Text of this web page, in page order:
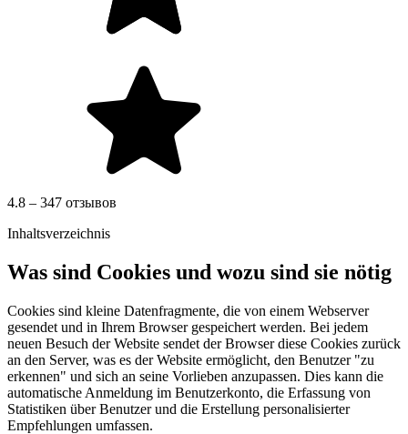
4.8 – 347 отзывов
Inhaltsverzeichnis
Was sind Cookies und wozu sind sie nötig
Cookies sind kleine Datenfragmente, die von einem Webserver
gesendet und in Ihrem Browser gespeichert werden. Bei jedem
neuen Besuch der Website sendet der Browser diese Cookies zurück
an den Server, was es der Website ermöglicht, den Benutzer "zu
erkennen" und sich an seine Vorlieben anzupassen. Dies kann die
automatische Anmeldung im Benutzerkonto, die Erfassung von
Statistiken über Benutzer und die Erstellung personalisierter
Empfehlungen umfassen.